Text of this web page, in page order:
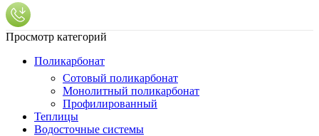
Просмотр категорий
Поликарбонат
Сотовый поликарбонат
Монолитный поликарбонат
Профилированный
Теплицы
Водосточные системы